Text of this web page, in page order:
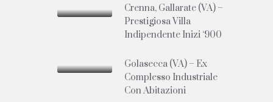
Crenna, Gallarate (VA) –
Prestigiosa Villa
Indipendente Inizi ‘900
Golasecca (VA) – Ex
Complesso Industriale
Con Abitazioni